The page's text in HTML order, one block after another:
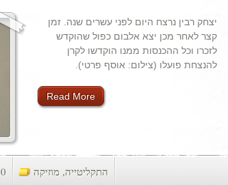
יצחק רבין נרצח היום לפני עשרים שנה. זמן
קצר לאחר מכן יצא אלבום כפול שהוקדש
לזכרו וכל ההכנסות ממנו הוקדשו לקרן
להנצחת פועלו (צילום: אוסף פרטי).
Read More
0 comments התקליטייה, מוזיקה